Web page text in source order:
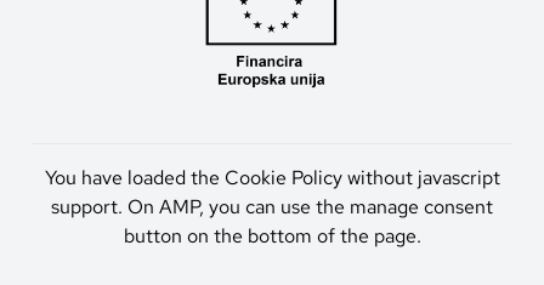
You have loaded the Cookie Policy without javascript
support. On AMP, you can use the manage consent
button on the bottom of the page.